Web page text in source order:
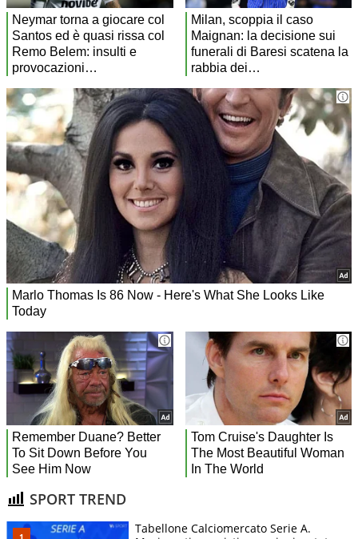
SPORT TREND
Tabellone Calciomercato Serie A.